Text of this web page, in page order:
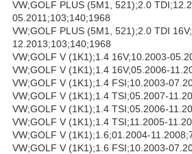
VW;GOLF PLUS (5M1, 521);2.0
05.2011;103;140;1968
VW;GOLF PLUS (5M1, 521);2.0 TDI
12.2013;103;140;1968
VW;GOLF V (1K1);1.4 16V;10.2003-
VW;GOLF V (1K1);1.4 16V;05.2006-
VW;GOLF V (1K1);1.4 FSI;10.2003-
VW;GOLF V (1K1);1.4 TSI;05.2007-
VW;GOLF V (1K1);1.4 TSI;05.2006-
VW;GOLF V (1K1);1.4 TSI;11.2005-
VW;GOLF V (1K1);1.6;01.2004-
VW;GOLF V (1K1);1.6 FSI;10.2003-